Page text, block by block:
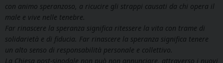
con animo speranzoso, a ricucire gli strappi causati da chi opera il
male e vive nelle tenebre.
Far rinascere la speranza significa ritessere la vita con trame di
solidarietà e di fiducia. Far rinascere la speranza significa tenere
un alto senso di responsabilità personale e collettivo.
La Chiesa post-sinodale non può non annunciare, attraverso i nuovi